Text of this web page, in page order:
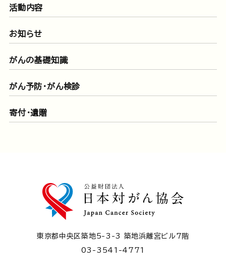
活動内容
お知らせ
がんの基礎知識
がん予防・がん検診
寄付・遺贈
東京都中央区築地5-3-3 築地浜離宮ビル7階
03-3541-4771